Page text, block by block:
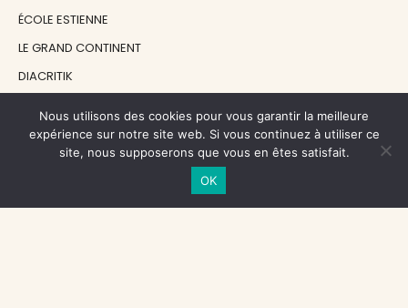
ÉCOLE ESTIENNE
LE GRAND CONTINENT
DIACRITIK
NOS SOUTIENS
CENTRE NATIONAL DU LIVRE
Nous utilisons des cookies pour vous garantir la meilleure
expérience sur notre site web. Si vous continuez à utiliser ce
site, nous supposerons que vous en êtes satisfait.
OK